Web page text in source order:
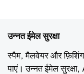
उन्नत ईमेल सुरक्षा
स्पैम, मैलवेयर और फ़िशिंग
पाएं। उन्नत ईमेल